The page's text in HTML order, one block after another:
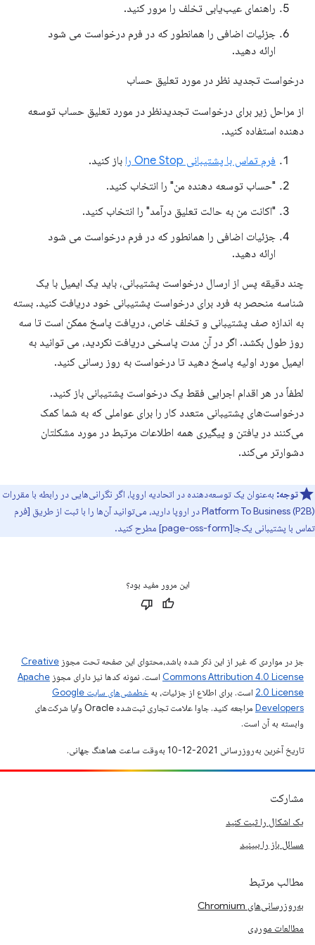
راهنمای عیب‌یابی تخلف را مرور کنید.
جزئیات اضافی را همانطور که در فرم درخواست می شود
ارائه دهید.
درخواست تجدید نظر در مورد تعلیق حساب
از مراحل زیر برای درخواست تجدیدنظر در مورد تعلیق حساب توسعه
دهنده استفاده کنید.
فرم تماس با پشتیبانی One Stop را
باز کنید.
"حساب توسعه دهنده من" را انتخاب کنید.
"اکانت من به حالت تعلیق درآمد" را انتخاب کنید.
جزئیات اضافی را همانطور که در فرم درخواست می شود
ارائه دهید.
چند دقیقه پس از ارسال درخواست پشتیبانی، باید یک ایمیل با یک
شناسه منحصر به فرد برای درخواست پشتیبانی خود دریافت کنید. بسته
به اندازه صف پشتیبانی و تخلف خاص، دریافت پاسخ ممکن است تا سه
روز طول بکشد. اگر در آن مدت پاسخی دریافت نکردید، می توانید به
ایمیل مورد اولیه پاسخ دهید تا درخواست به روز رسانی کنید.
لطفاً در هر اقدام اجرایی فقط یک درخواست پشتیبانی باز کنید.
درخواست‌های پشتیبانی متعدد کار را برای عواملی که به شما کمک
می‌کنند در یافتن و پیگیری همه اطلاعات مرتبط در مورد مشکلتان
دشوارتر می‌کند.
توجه: به‌عنوان یک توسعه‌دهنده در اتحادیه اروپا، اگر نگرانی‌هایی در رابطه با مقررات
Platform To Business (P2B) در اروپا دارید، می‌توانید آن‌ها را با ثبت از طریق [فرم
تماس با پشتیبانی یک‌جا[page-oss-form] مطرح کنید.
این مرور مفید بود؟
جز در مواردی که غیر از این ذکر شده باشد،‌محتوای این صفحه تحت مجوز Creative
Commons Attribution 4.0 License است. نمونه کدها نیز دارای مجوز Apache
2.0 License است. برای اطلاع از جزئیات، به
خطمشی‌های سایت Google
Developers‏
مراجعه کنید. جاوا علامت تجاری ثبت‌شده Oracle و/یا شرکت‌های
وابسته به آن است.
تاریخ آخرین به‌روزرسانی 2021-12-10 به‌وقت ساعت هماهنگ جهانی.
مشارکت
یک اشکال را ثبت کنید
مسائل باز را ببینید
مطالب مرتبط
به‌روزرسانی‌های Chromium
مطالعات موردی